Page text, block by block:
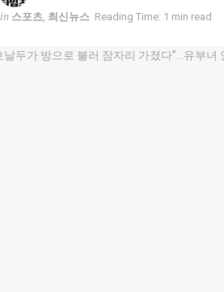
in 스포츠 최신뉴스 Reading Time: 1 min read